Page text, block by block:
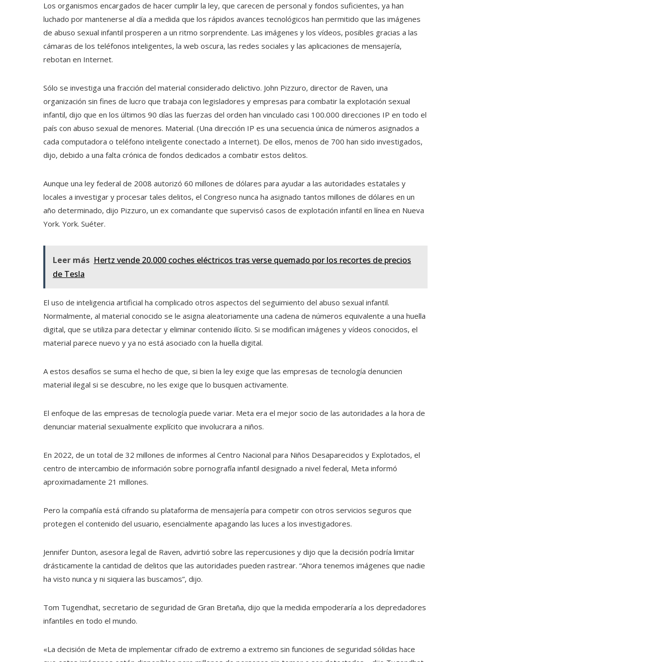
Los organismos encargados de hacer cumplir la ley, que carecen de personal y fondos suficientes, ya han
luchado por mantenerse al día a medida que los rápidos avances tecnológicos han permitido que las imágenes
de abuso sexual infantil prosperen a un ritmo sorprendente. Las imágenes y los vídeos, posibles gracias a las
cámaras de los teléfonos inteligentes, la web oscura, las redes sociales y las aplicaciones de mensajería,
rebotan en Internet.
Sólo se investiga una fracción del material considerado delictivo. John Pizzuro, director de Raven, una
organización sin fines de lucro que trabaja con legisladores y empresas para combatir la explotación sexual
infantil, dijo que en los últimos 90 días las fuerzas del orden han vinculado casi 100.000 direcciones IP en todo el
país con abuso sexual de menores. Material. (Una dirección IP es una secuencia única de números asignados a
cada computadora o teléfono inteligente conectado a Internet). De ellos, menos de 700 han sido investigados,
dijo, debido a una falta crónica de fondos dedicados a combatir estos delitos.
Aunque una ley federal de 2008 autorizó 60 millones de dólares para ayudar a las autoridades estatales y
locales a investigar y procesar tales delitos, el Congreso nunca ha asignado tantos millones de dólares en un
año determinado, dijo Pizzuro, un ex comandante que supervisó casos de explotación infantil en línea en Nueva
York. York. Suéter.
Leer más Hertz vende 20.000 coches eléctricos tras verse quemado por los recortes de precios
de Tesla
El uso de inteligencia artificial ha complicado otros aspectos del seguimiento del abuso sexual infantil.
Normalmente, al material conocido se le asigna aleatoriamente una cadena de números equivalente a una huella
digital, que se utiliza para detectar y eliminar contenido ilícito. Si se modifican imágenes y vídeos conocidos, el
material parece nuevo y ya no está asociado con la huella digital.
A estos desafíos se suma el hecho de que, si bien la ley exige que las empresas de tecnología denuncien
material ilegal si se descubre, no les exige que lo busquen activamente.
El enfoque de las empresas de tecnología puede variar. Meta era el mejor socio de las autoridades a la hora de
denunciar material sexualmente explícito que involucrara a niños.
En 2022, de un total de 32 millones de informes al Centro Nacional para Niños Desaparecidos y Explotados, el
centro de intercambio de información sobre pornografía infantil designado a nivel federal, Meta informó
aproximadamente 21 millones.
Pero la compañía está cifrando su plataforma de mensajería para competir con otros servicios seguros que
protegen el contenido del usuario, esencialmente apagando las luces a los investigadores.
Jennifer Dunton, asesora legal de Raven, advirtió sobre las repercusiones y dijo que la decisión podría limitar
drásticamente la cantidad de delitos que las autoridades pueden rastrear. “Ahora tenemos imágenes que nadie
ha visto nunca y ni siquiera las buscamos”, dijo.
Tom Tugendhat, secretario de seguridad de Gran Bretaña, dijo que la medida empoderaría a los depredadores
infantiles en todo el mundo.
«La decisión de Meta de implementar cifrado de extremo a extremo sin funciones de seguridad sólidas hace